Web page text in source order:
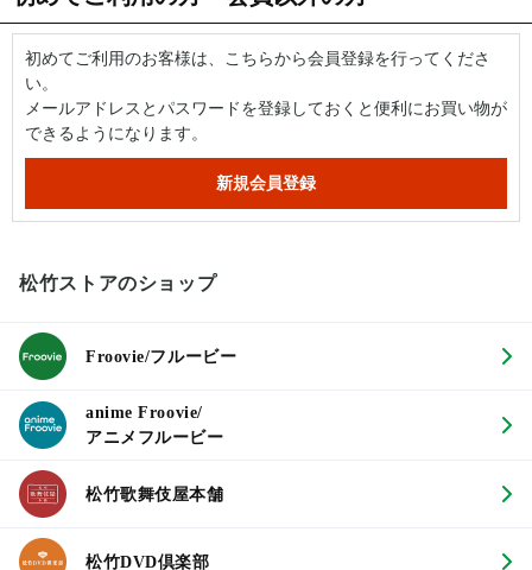
初めてご利用のお客様は、こちらから会員登録を行ってくださ
い。
メールアドレスとパスワードを登録しておくと便利にお買い物が
できるようになります。
松竹ストアのショップ
Froovie/フルービー
anime Froovie/
アニメフルービー
松竹歌舞伎屋本舗
松竹DVD倶楽部